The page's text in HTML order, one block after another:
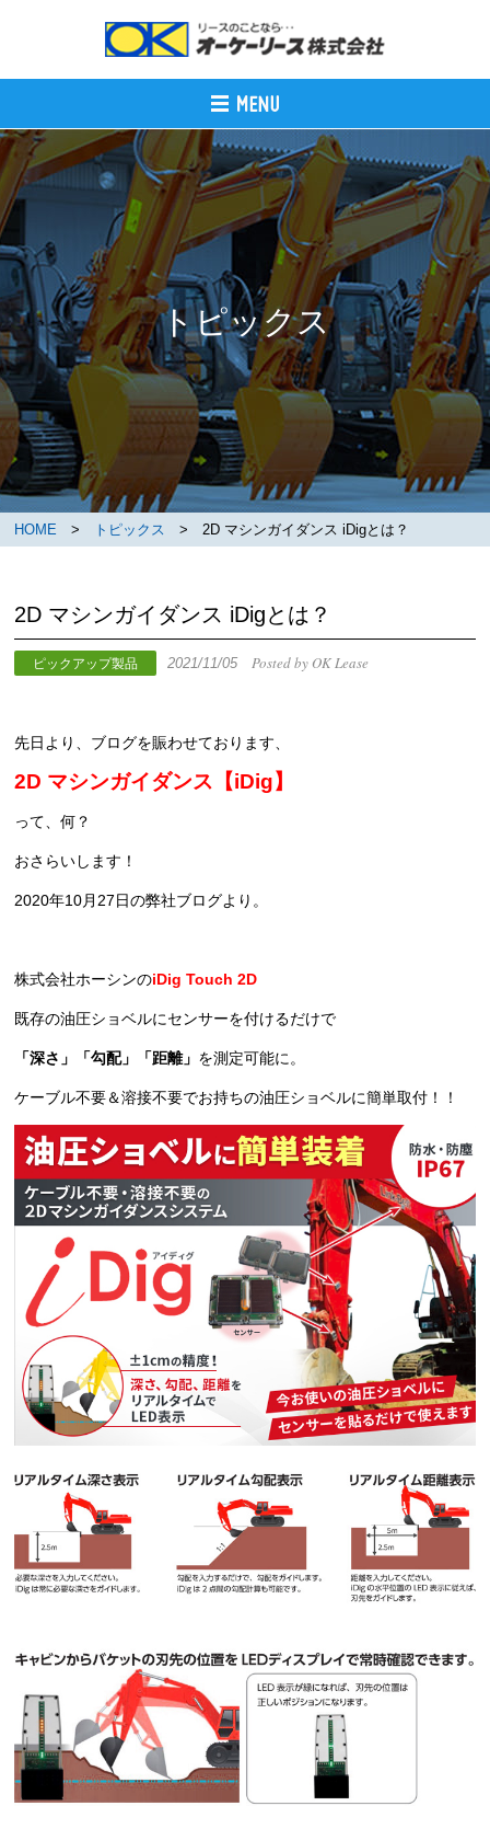
トピックス
HOME > トピックス > 2D マシンガイダンス iDigとは？
2D マシンガイダンス iDigとは？
ピックアップ製品 2021/11/05Posted by OK Lease
先日より、ブログを賑わせております、
2D マシンガイダンス【iDig】
って、何？
おさらいします！
2020年10月27日の弊社ブログより。
株式会社ホーシンのiDig Touch 2D
既存の油圧ショベルにセンサーを付けるだけで
「深さ」「勾配」「距離」 を測定可能に。
ケーブル不要＆溶接不要でお持ちの油圧ショベルに簡単取付！！